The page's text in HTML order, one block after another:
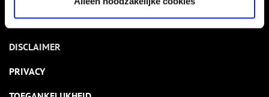
NIEUWSBRIEF
DISCLAIMER
PRIVACY